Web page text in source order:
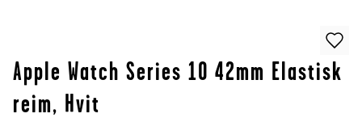
Apple Watch Series 10 42mm Elastisk
reim, Hvit